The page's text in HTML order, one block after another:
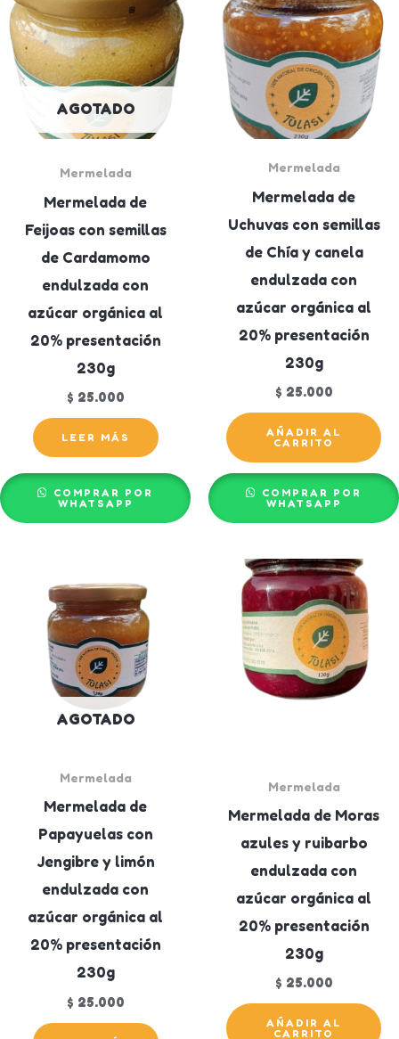
AGOTADO
Mermelada
Mermelada de
Feijoas con semillas
de Cardamomo
endulzada con
azúcar orgánica al
20% presentación
230g
$ 25.000
LEER MÁS
COMPRAR POR
WHATSAPP
Mermelada
Mermelada de
Uchuvas con semillas
de Chía y canela
endulzada con
azúcar orgánica al
20% presentación
230g
$ 25.000
AÑADIR AL
CARRITO
COMPRAR POR
WHATSAPP
AGOTADO
Mermelada
Mermelada de
Papayuelas con
Jengibre y limón
endulzada con
azúcar orgánica al
20% presentación
230g
$ 25.000
Mermelada
Mermelada de Moras
azules y ruibarbo
endulzada con
azúcar orgánica al
20% presentación
230g
$ 25.000
AÑADIR AL
CARRITO